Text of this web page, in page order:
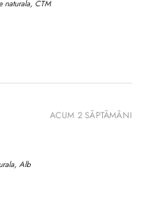
naturala, CTM
Alb
ACUM 2 SĂPTĂMÂNI